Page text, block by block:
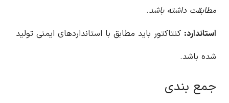
مطابقت داشته باشد.
استاندارد: کنتاکتور باید مطابق با استانداردهای ایمنی تولید
شده باشد.
جمع بندی